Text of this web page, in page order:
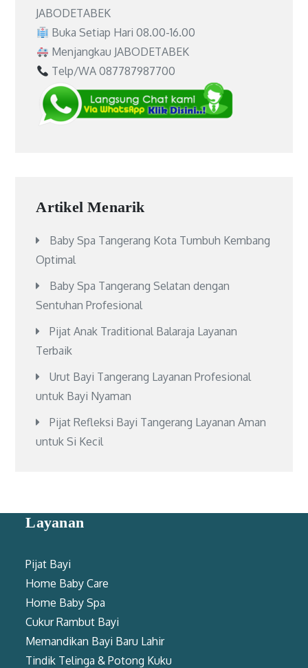
JABODETABEK
Buka Setiap Hari 08.00-16.00
Menjangkau JABODETABEK
Telp/WA 087787987700
Artikel Menarik
Baby Spa Tangerang Kota Tumbuh Kembang
Optimal
Baby Spa Tangerang Selatan dengan
Sentuhan Profesional
Pijat Anak Traditional Balaraja Layanan
Terbaik
Urut Bayi Tangerang Layanan Profesional
untuk Bayi Nyaman
Pijat Refleksi Bayi Tangerang Layanan Aman
untuk Si Kecil
Layanan
Pijat Bayi
Home Baby Care
Home Baby Spa
Cukur Rambut Bayi
Memandikan Bayi Baru Lahir
Tindik Telinga & Potong Kuku